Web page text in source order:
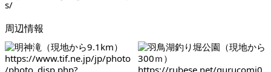
s/
周辺情報